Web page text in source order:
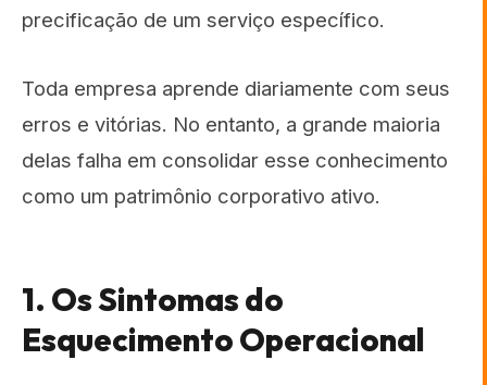
precificação de um serviço específico.
Toda empresa aprende diariamente com seus
erros e vitórias. No entanto, a grande maioria
delas falha em consolidar esse conhecimento
como um patrimônio corporativo ativo.
1. Os Sintomas do
Esquecimento Operacional